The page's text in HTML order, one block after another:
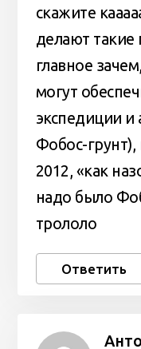
скажите
делают
главное
могут
экспедиции и
Фобос-грунт),
2012, «как
надо было
трололо
Ответить